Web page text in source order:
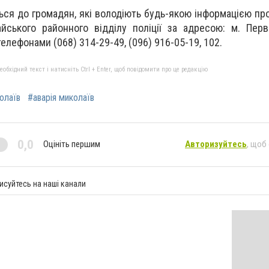
до громадян, які володіють будь-якою інформацією
районного відділу поліції за адресою: м.
(068) 314-29-49, (096) 916-05-19, 102.
текст і натисніть Ctrl + Enter, щоб повідомити про це редакцію
#аварія миколаїв
0,0 Оцініть першим Авторизуйтесь, щоб
на наші канали